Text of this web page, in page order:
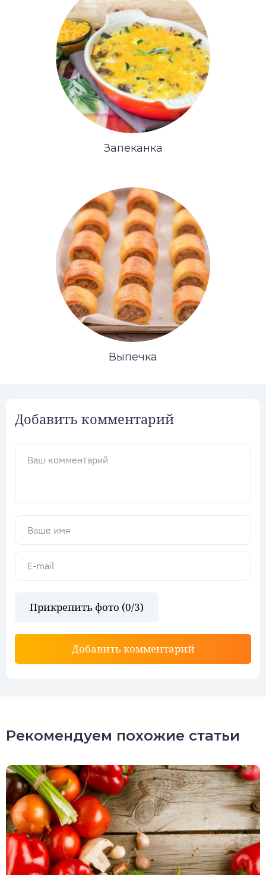
Запеканка
Выпечка
Добавить комментарий
Прикрепить фото (0/3)
Добавить комментарий
Рекомендуем похожие статьи